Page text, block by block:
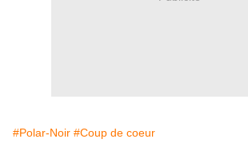
#Polar-Noir #Coup de coeur